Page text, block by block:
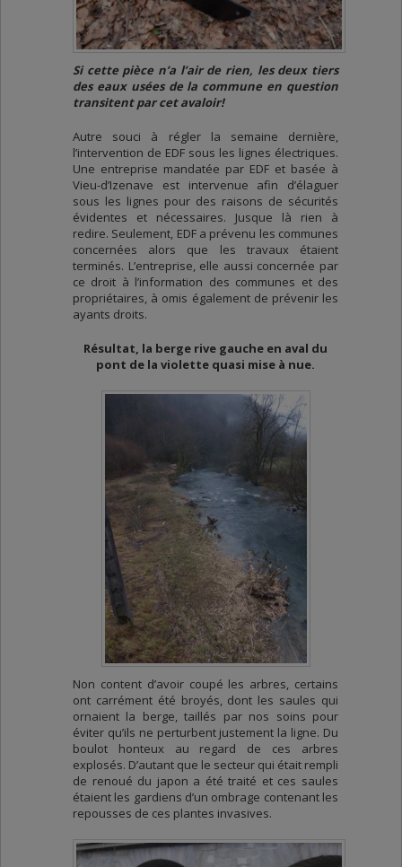
Si cette pièce n’a l’air de rien, les deux tiers
des eaux usées de la commune en question
transitent par cet avaloir!
Autre souci à régler la semaine dernière,
l’intervention de EDF sous les lignes électriques.
Une entreprise mandatée par EDF et basée à
Vieu-d’Izenave est intervenue afin d’élaguer
sous les lignes pour des raisons de sécurités
évidentes et nécessaires. Jusque là rien à
redire. Seulement, EDF a prévenu les communes
concernées alors que les travaux étaient
terminés. L’entreprise, elle aussi concernée par
ce droit à l’information des communes et des
propriétaires, à omis également de prévenir les
ayants droits.
Résultat, la berge rive gauche en aval du
pont de la violette quasi mise à nue.
Non content d’avoir coupé les arbres, certains
ont carrément été broyés, dont les saules qui
ornaient la berge, taillés par nos soins pour
éviter qu’ils ne perturbent justement la ligne. Du
boulot honteux au regard de ces arbres
explosés. D’autant que le secteur qui était rempli
de renoué du japon a été traité et ces saules
étaient les gardiens d’un ombrage contenant les
repousses de ces plantes invasives.